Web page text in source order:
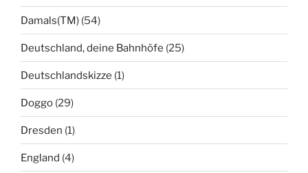
Damals(TM) (54)
Deutschland, deine Bahnhöfe (25)
Deutschlandskizze (1)
Doggo (29)
Dresden (1)
England (4)